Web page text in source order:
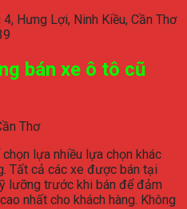
Hưng Lợi, Ninh Kiều, Cần Thơ
bán xe ô tô cũ
Thơ
lựa nhiều lựa chọn khác
Tất cả các xe được bán tại
lưỡng trước khi bán để đảm
nhất cho khách hàng. Không